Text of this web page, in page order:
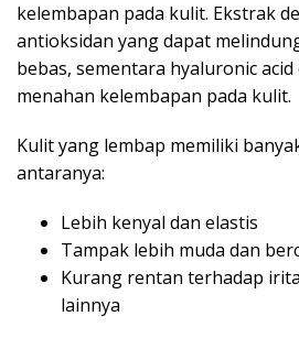
kelembapan pada kulit. Ekstrak
antioksidan yang dapat
bebas, sementara hyaluronic
menahan kelembapan pada kulit.
Kulit yang lembap memiliki
antaranya:
Lebih kenyal dan elastis
Tampak lebih muda dan
Kurang rentan terhadap
lainnya